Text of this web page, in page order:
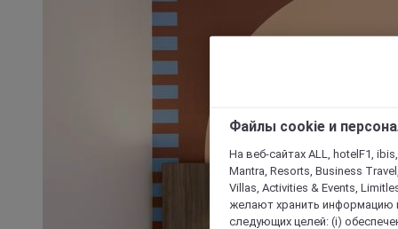
Файлы cookie и
На веб-сайтах ALL, hotelF1,
Mantra, Resorts, Business
Villas, Activities & Events,
желают хранить информацию
следующих целей: (i)